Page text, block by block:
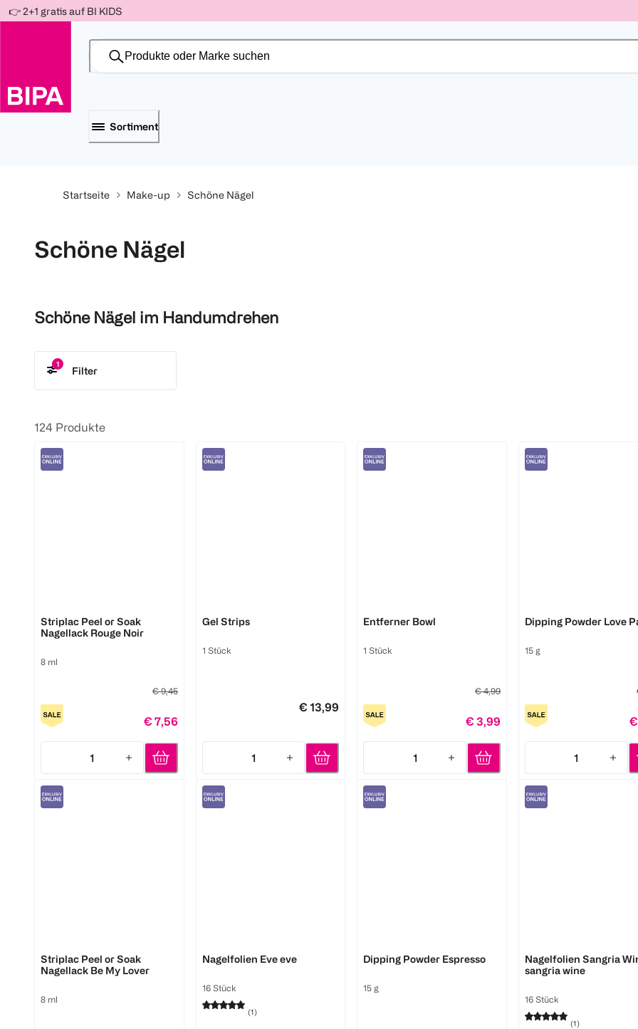
-10%
Für
150 Ös
-15%
Für
300 Ös
-20%
Für
500 Ös
Weiter
zum
👉 2+1 gratis auf BI KIDS
Sortiment
Startseite Make-up Schöne Nägel
Schöne Nägel
Schöne Nägel im Handumdrehen
1
Filter
124 Produkte
Striplac Peel or Soak
Nagellack Rouge Noir
8 ml
€ 9,45
€ 7,56
1
Quantity: 1
Gel Strips
1 Stück
€ 13,99
1
Quantity: 1
Entferner Bowl
1 Stück
€ 4,99
€ 3,99
1
Quantity: 1
Dipping Powder Love
15 g
€
1
Quantity: 1
Striplac Peel or Soak
Nagellack Be My Lover
8 ml
Nagelfolien Eve eve
16 Stück
(1)
Dipping Powder Espresso
15 g
Nagelfolien Sangria
sangria wine
16 Stück
(1)